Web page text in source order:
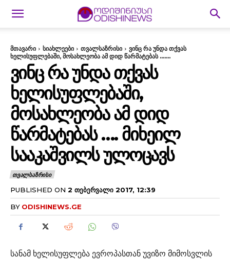
მთავარი სიახლეები თვალსაზრისი
ვინც რა უნდა თქვას
ხელისუფლებაში, მოსახლეობა ამ დიდ წარმატებას .......
ᲕᲘᲜᲪ ᲠᲐ ᲣᲜᲓᲐ ᲗᲥᲕᲐᲡ
ᲮᲔᲚᲘᲡᲣᲤᲚᲔᲑᲐᲨᲘ,
ᲛᲝᲡᲐᲮᲚᲔᲝᲑᲐ ᲐᲛ ᲓᲘᲓ
ᲬᲐᲠᲛᲐᲢᲔᲑᲐᲡ …. ᲛᲘᲮᲔᲘᲚ
ᲡᲐᲐᲙᲐᲨᲕᲘᲚᲡ ᲣᲚᲝᲪᲐᲕᲡ
ᲗᲕᲐᲚᲡᲐᲖᲠᲘᲡᲘ
PUBLISHED ON 2 ᲗᲔᲑᲔᲠᲕᲐᲚᲘ 2017, 12:39
BY ODISHINEWS.GE
სანამ ხელისუფლება ევროპასთან უვიზო მიმოსვლის